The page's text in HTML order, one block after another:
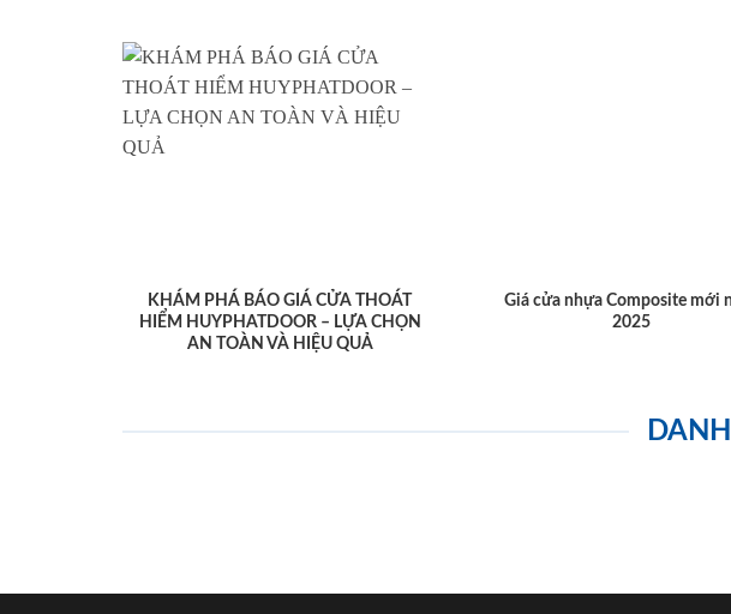
KHÁM PHÁ BÁO GIÁ CỬA THOÁT
HIỂM HUYPHATDOOR – LỰA CHỌN
AN TOÀN VÀ HIỆU QUẢ
Giá cửa nhựa Composite mới
2025